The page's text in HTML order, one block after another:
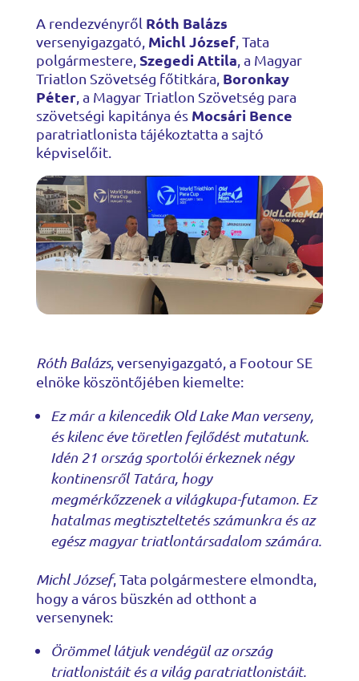
A rendezvényről Róth Balázs
versenyigazgató, Michl József, Tata
polgármestere, Szegedi Attila , a Magyar
Triatlon Szövetség főtitkára, Boronkay
Péter, a Magyar Triatlon Szövetség para
szövetségi kapitánya és Mocsári Bence
paratriatlonista tájékoztatta a sajtó
képviselőit.
Róth Balázs, versenyigazgató, a Footour SE
elnöke köszöntőjében kiemelte:
Ez már a kilencedik Old Lake Man verseny,
és kilenc éve töretlen fejlődést mutatunk.
Idén 21 ország sportolói érkeznek négy
kontinensről Tatára, hogy
megmérkőzzenek a világkupa-futamon. Ez
hatalmas megtiszteltetés számunkra és az
egész magyar triatlontársadalom számára.
Michl József, Tata polgármestere elmondta,
hogy a város büszkén ad otthont a
versenynek:
Örömmel látjuk vendégül az ország
triatlonistáit és a világ paratriatlonistáit.